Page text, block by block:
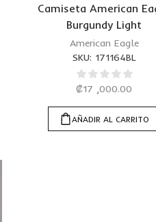
Camiseta American
Burgundy Light
American Eagle
SKU: 171164BL
₡17 ,000.00
AÑADIR AL CARRITO